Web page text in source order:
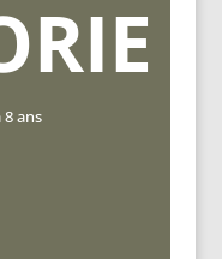
8 ans